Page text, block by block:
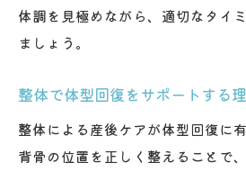
体調を見極めながら、適切なタイ
ましょう。
整体で体型回復をサポートする
整体による産後ケアが体型回復に
背骨の位置を正しく整えることで